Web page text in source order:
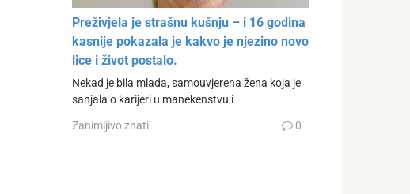
Preživjela je strašnu kušnju – i 16 godina
kasnije pokazala je kakvo je njezino novo
lice i život postalo.
Nekad je bila mlada, samouvjerena žena koja je
sanjala o karijeri u manekenstvu i
Zanimljivo znati 0